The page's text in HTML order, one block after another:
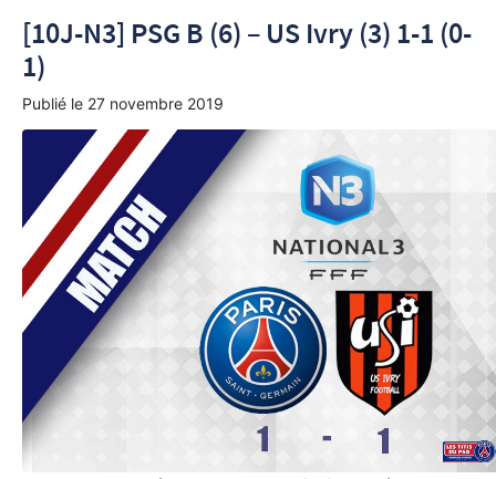
[10J-N3] PSG B (6) – US Ivry (3) 1-1 (0-
1)
Publié le 27 novembre 2019